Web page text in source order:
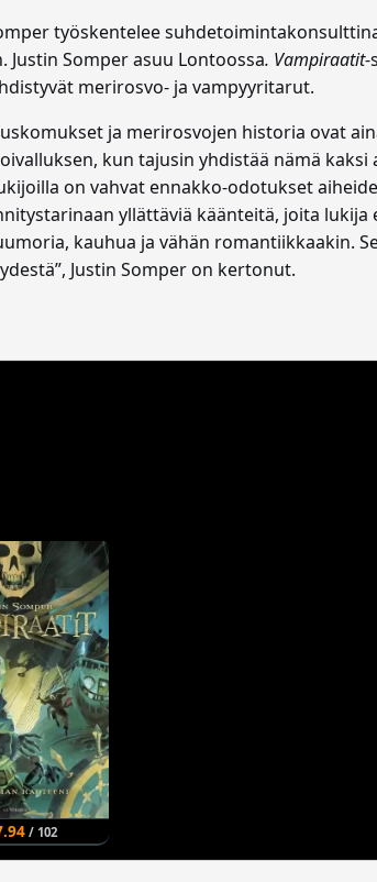
työskentelee
Justin Somper asuu Lontoossa. Vampiraatit-
merirosvo- ja vampyyritarut.
ja merirosvojen historia ovat
kun tajusin yhdistää nämä
on vahvat ennakko-odotukset
yllättäviä käänteitä, joita lukija
kauhua ja vähän romantiikkaakin.
Justin Somper on kertonut.
/ 102